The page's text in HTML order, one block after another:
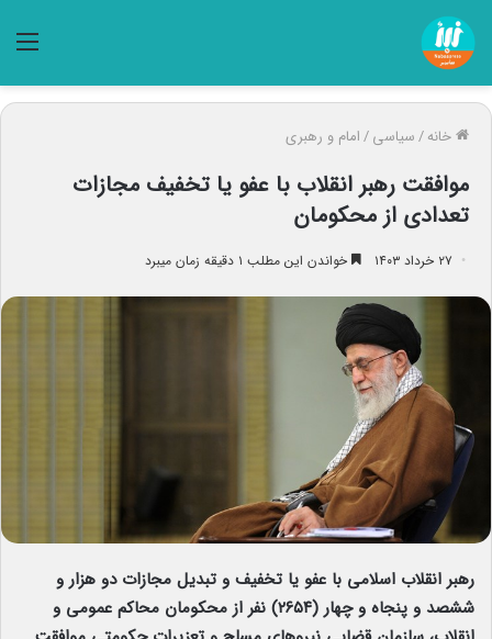
خانه/سیاسی/امام و رهبری
موافقت رهبر انقلاب با عفو یا تخفیف مجازات
تعدادی از محکومان
۲۷ خرداد ۱۴۰۳ خواندن این مطلب ۱ دقیقه زمان میبرد
رهبر انقلاب اسلامی با عفو یا تخفیف و تبدیل مجازات دو هزار و
ششصد و پنجاه و چهار (۲۶۵۴) نفر از محکومان محاکم عمومی و